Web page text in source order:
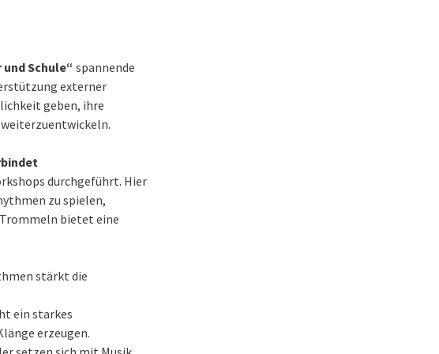
Berufsvorbereitung mit
Praxisbezug
Schule“ spannende
externer
geben, ihre
durchgeführt. Hier
zu spielen,
Trommeln bietet eine
stärkt die
ein starkes
erzeugen.